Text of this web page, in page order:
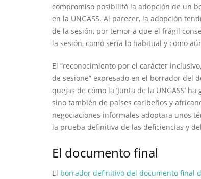
compromiso posibilitó la adopción de un
en la UNGASS. Al parecer, la adopción
de la sesión, por temor a que el frágil
la sesión, como sería lo habitual y como
El “reconocimiento por el carácter
de sesione” expresado en el borrador del
quejas de cómo la ‘Junta de la UNGASS’
sino también de países caribeños y
negociaciones informales adoptara unos
la prueba definitiva de las deficiencias y
El documento final
El borrador definitivo del documento final